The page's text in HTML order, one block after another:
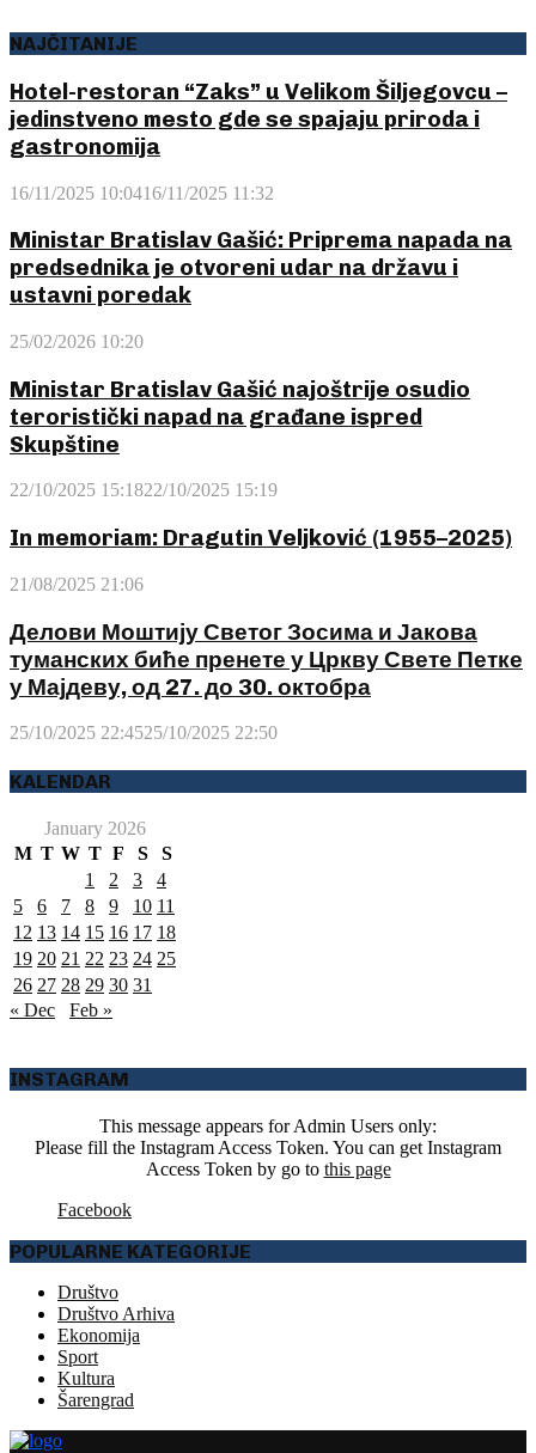
NAJČITANIJE
Hotel-restoran “Zaks” u Velikom Šiljegovcu –
jedinstveno mesto gde se spajaju priroda i
gastronomija
16/11/2025 10:0416/11/2025 11:32
Ministar Bratislav Gašić: Priprema napada na
predsednika je otvoreni udar na državu i
ustavni poredak
25/02/2026 10:20
Ministar Bratislav Gašić najoštrije osudio
teroristički napad na građane ispred
Skupštine
22/10/2025 15:1822/10/2025 15:19
In memoriam: Dragutin Veljković (1955–2025)
21/08/2025 21:06
Делови Моштију Светог Зосима и Јакова
туманских биће пренете у Цркву Свете Петке
у Мајдеву, од 27. до 30. октобра
25/10/2025 22:4525/10/2025 22:50
KALENDAR
January 2026
M T W T F S
S
1
2 3
4
5
6 7 8 9 10 11
12 13 14 15 16 17 18
19 20 21 22 23 24 25
26 27 28 29 30 31
« Dec
Feb »
INSTAGRAM
This message appears for Admin Users only:
Please fill the Instagram Access Token. You can get Instagram
Access Token by go to this page
Facebook
POPULARNE KATEGORIJE
Društvo
Društvo Arhiva
Ekonomija
Sport
Kultura
Šarengrad